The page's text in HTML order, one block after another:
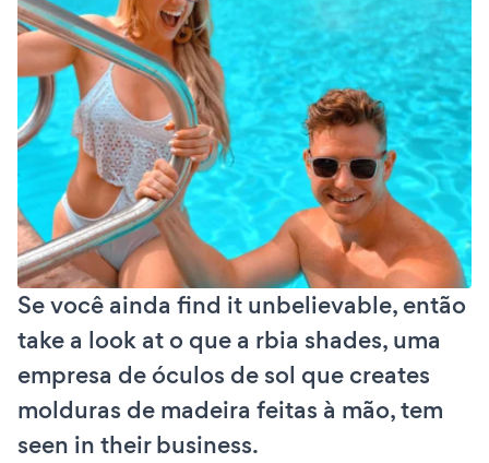
Se você ainda find it unbelievable, então
take a look at o que a rbia shades, uma
empresa de óculos de sol que creates
molduras de madeira feitas à mão, tem
seen in their business.